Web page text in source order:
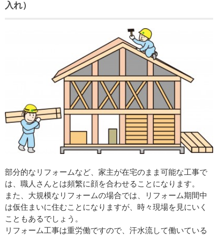
入れ）
部分的なリフォームなど、家主が在宅のまま可能な工事で
は、職人さんとは頻繁に顔を合わせることになります。
また、大規模なリフォームの場合では、リフォーム期間中
は仮住まいに住むことになりますが、時々現場を見にいく
こともあるでしょう。
リフォーム工事は重労働ですので、汗水流して働いている